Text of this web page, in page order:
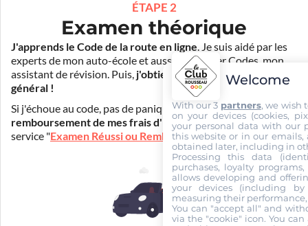
ÉTAPE 2
Examen théorique
J'apprends le Code de la route en ligne. Je suis aidé par les
experts de mon auto-école et aussi par Mister Codes, mon
assistant de révision. Puis, j'obtiens l'examen théorique
général !
Si j'échoue au code, pas de panique ! Je peux bénéficier du
remboursement de mes frais d'inscription(30€) grâce au
service "Examen Réussi ou Remboursé".
Welcome
With our 3 partners, we wish
on your devices (cookies,
your personal data with our
this website or in our emails,
obtained later, including in
Processing this data
purchases, loyalty
allows developing and
your devices (including
measuring their
You can "accept all" and
via the "cookie" icon. You